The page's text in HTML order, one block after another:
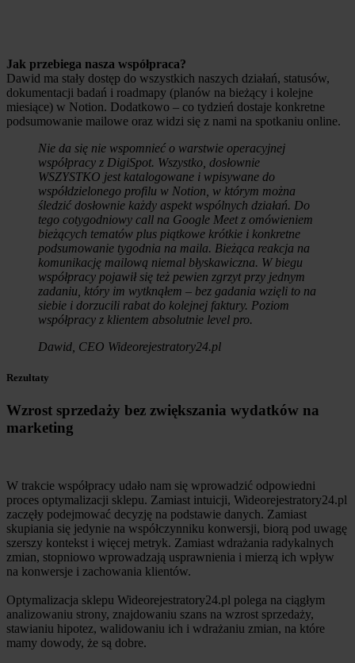
Jak przebiega nasza współpraca?
Dawid ma stały dostęp do wszystkich naszych działań, statusów,
dokumentacji badań i roadmapy (planów na bieżący i kolejne
miesiące) w Notion. Dodatkowo – co tydzień dostaje konkretne
podsumowanie mailowe oraz widzi się z nami na spotkaniu online.
Nie da się nie wspomnieć o warstwie operacyjnej
współpracy z DigiSpot. Wszystko, dosłownie
WSZYSTKO jest katalogowane i wpisywane do
współdzielonego profilu w Notion, w którym można
śledzić dosłownie każdy aspekt wspólnych działań. Do
tego cotygodniowy call na Google Meet z omówieniem
bieżących tematów plus piątkowe krótkie i konkretne
podsumowanie tygodnia na maila. Bieżąca reakcja na
komunikację mailową niemal błyskawiczna. W biegu
współpracy pojawił się też pewien zgrzyt przy jednym
zadaniu, który im wytknąłem – bez gadania wzięli to na
siebie i dorzucili rabat do kolejnej faktury. Poziom
współpracy z klientem absolutnie level pro.
Dawid, CEO Wideorejestratory24.pl
Rezultaty
Wzrost sprzedaży bez zwiększania wydatków na
marketing
W trakcie współpracy udało nam się wprowadzić odpowiedni
proces optymalizacji sklepu. Zamiast intuicji, Wideorejestratory24.pl
zaczęły podejmować decyzję na podstawie danych. Zamiast
skupiania się jedynie na współczynniku konwersji, biorą pod uwagę
szerszy kontekst i więcej metryk. Zamiast wdrażania radykalnych
zmian, stopniowo wprowadzają usprawnienia i mierzą ich wpływ
na konwersje i zachowania klientów.
Optymalizacja sklepu Wideorejestratory24.pl polega na ciągłym
analizowaniu strony, znajdowaniu szans na wzrost sprzedaży,
stawianiu hipotez, walidowaniu ich i wdrażaniu zmian, na które
mamy dowody, że są dobre.